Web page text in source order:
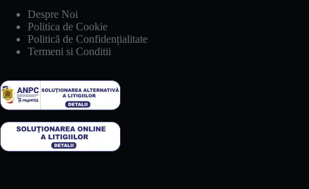
Despre Noi
Politica de Cookie
Politică de Confidențialitate
Termeni si Conditii